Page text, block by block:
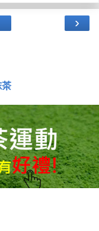
›
茶